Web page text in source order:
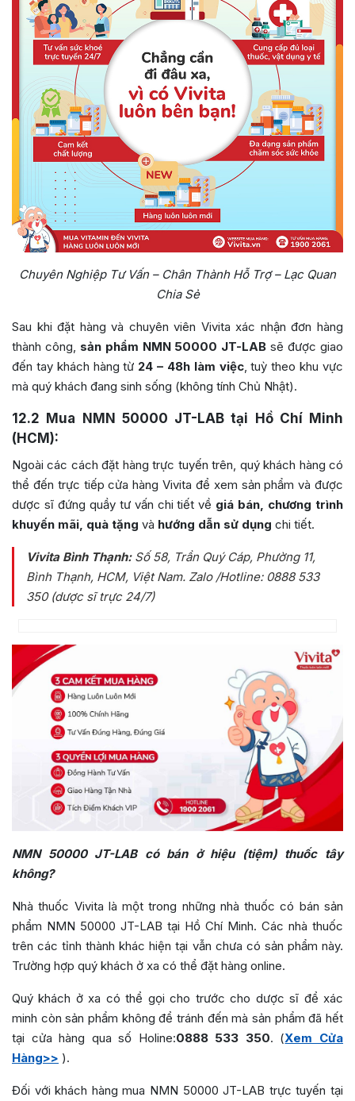
Chuyên Nghiệp Tư Vấn – Chân Thành Hỗ Trợ – Lạc Quan
Chia Sẻ
Sau khi đặt hàng và chuyên viên Vivita xác nhận đơn hàng
thành công, sản phẩm NMN 50000 JT-LAB sẽ được giao
đến tay khách hàng từ 24 – 48h làm việc, tuỳ theo khu vực
mà quý khách đang sinh sống (không tính Chủ Nhật).
12.2 Mua NMN 50000 JT-LAB tại Hồ Chí Minh
(HCM):
Ngoài các cách đặt hàng trực tuyến trên, quý khách hàng có
thể đến trực tiếp cửa hàng Vivita để xem sản phẩm và được
dược sĩ đứng quầy tư vấn chi tiết về giá bán, chương trình
khuyến mãi, quà tặng và hướng dẫn sử dụng chi tiết.
Vivita Bình Thạnh:Số 58, Trần Quý Cáp, Phường 11,
Bình Thạnh, HCM, Việt Nam. Zalo /Hotline: 0888 533
350 (dược sĩ trực 24/7)
NMN 50000 JT-LABcó bán ở hiệu (tiệm) thuốc tây
không?
Nhà thuốc Vivita là một trong những nhà thuốc có bán sản
phẩm NMN 50000 JT-LAB tại Hồ Chí Minh. Các nhà thuốc
trên các tỉnh thành khác hiện tại vẫn chưa có sản phẩm này.
Trường hợp quý khách ở xa có thể đặt hàng online.
Quý khách ở xa có thể gọi cho trước cho dược sĩ để xác
minh còn sản phẩm không để tránh đến mà sản phẩm đã hết
tại cửa hàng qua số Holine:0888 533 350. (Xem Cửa
Hàng>> ).
Đối với khách hàng mua NMN 50000 JT-LAB trực tuyến tại